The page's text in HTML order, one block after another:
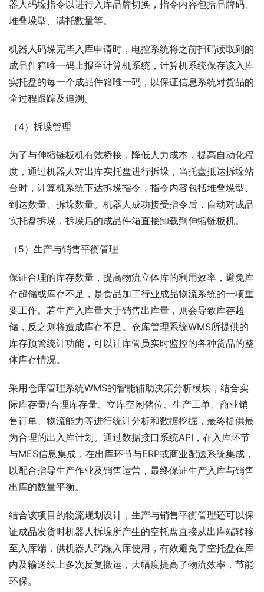
器人码垛指令以进行入库品牌切换，指令内容包括品牌码、
堆叠垛型、满托数量等。
机器人码垛完毕入库申请时，电控系统将之前扫码读取到的
成品件箱唯一码上报至计算机系统，计算机系统保存该入库
实托盘的每一个成品件箱唯一码，以保证信息系统对货品的
全过程跟踪及追溯。
（4）拆垛管理
为了与伸缩链板机有效桥接，降低人力成本，提高自动化程
度，通过机器人对出库实托盘进行拆垛，当托盘抵达拆垛站
台时，计算机系统下达拆垛指令，指令内容包括堆叠垛型、
到达数量、拆垛数量。机器人成功接受指令后，自动对成品
实托盘拆垛，拆垛后的成品件箱直接卸载到伸缩链板机。
（5）生产与销售平衡管理
保证合理的库存数量，提高物流立体库的利用效率，避免库
存超储或库存不足，是食品加工行业成品物流系统的一项重
要工作。若生产入库量大于销售出库量，则会导致库存超
储，反之则将造成库存不足。仓库管理系统WMS所提供的
库存预警统计功能，可以让库管员实时监控的各种货品的整
体库存情况。
采用仓库管理系统WMS的智能辅助决策分析模块，结合实
际库存量/合理库存量、立库空闲储位、生产工单、商业销
售订单、物流能力等进行统计分析和数据挖掘，最终提供最
为合理的出入库计划。通过数据接口系统API，在入库环节
与MES信息集成，在出库环节与ERP或商业配送系统集成，
以配合指导生产作业及销售运营，最终保证生产入库与销售
出库的数量平衡。
结合该项目的物流规划设计，生产与销售平衡管理还可以保
证成品发货时机器人拆垛所产生的空托盘直接从出库端转移
至入库端，供机器人码垛入库使用，有效避免了空托盘在库
内及输送线上多次反复搬运，大幅度提高了物流效率，节能
环保。